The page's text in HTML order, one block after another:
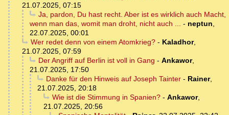
21.07.2025, 07:15
Ja, pardon, Du hast recht. Aber ist es wirklich auch Macht,
wenn man das, womit man droht, nicht auch ... - neptun,
22.07.2025, 00:01
Wer redet denn von einem Atomkrieg?- Kaladhor,
21.07.2025, 07:59
Der Angriff auf Berlin ist voll in Gang - Ankawor,
21.07.2025, 17:50
Danke für den Hinweis auf Joseph Tainter- Rainer,
21.07.2025, 20:18
Wie ist die Stimmung in Spanien?- Ankawor,
21.07.2025, 20:56